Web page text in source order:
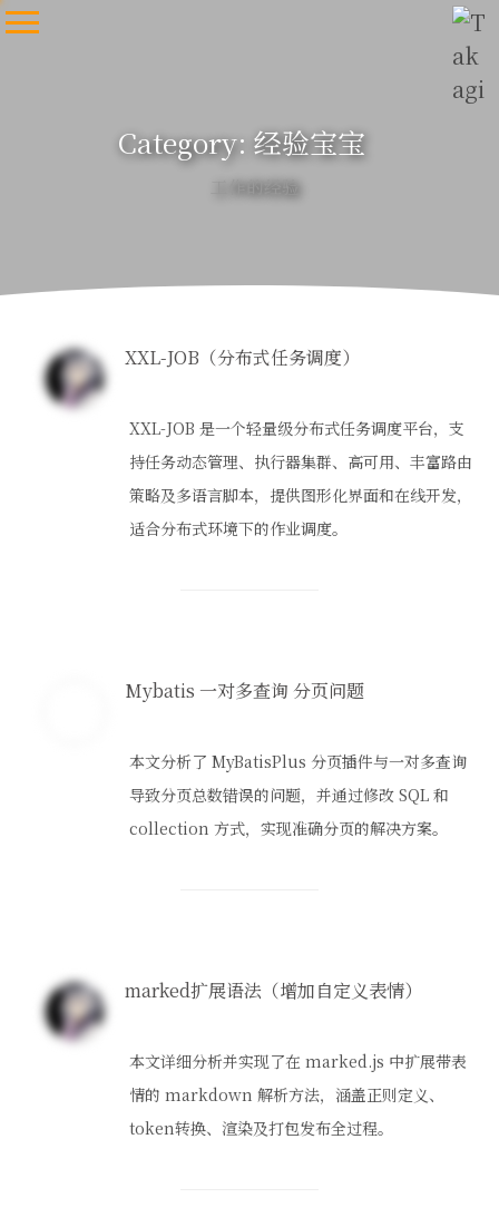
Category: 经验宝宝
工作的经验
XXL-JOB（分布式任务调度）
XXL-JOB 是一个轻量级分布式任务调度平台，支
持任务动态管理、执行器集群、高可用、丰富路由
策略及多语言脚本，提供图形化界面和在线开发，
适合分布式环境下的作业调度。
Mybatis 一对多查询 分页问题
本文分析了 MyBatisPlus 分页插件与一对多查询
导致分页总数错误的问题，并通过修改 SQL 和
collection 方式，实现准确分页的解决方案。
marked扩展语法（增加自定义表情）
本文详细分析并实现了在 marked.js 中扩展带表
情的 markdown 解析方法，涵盖正则定义、
token转换、渲染及打包发布全过程。